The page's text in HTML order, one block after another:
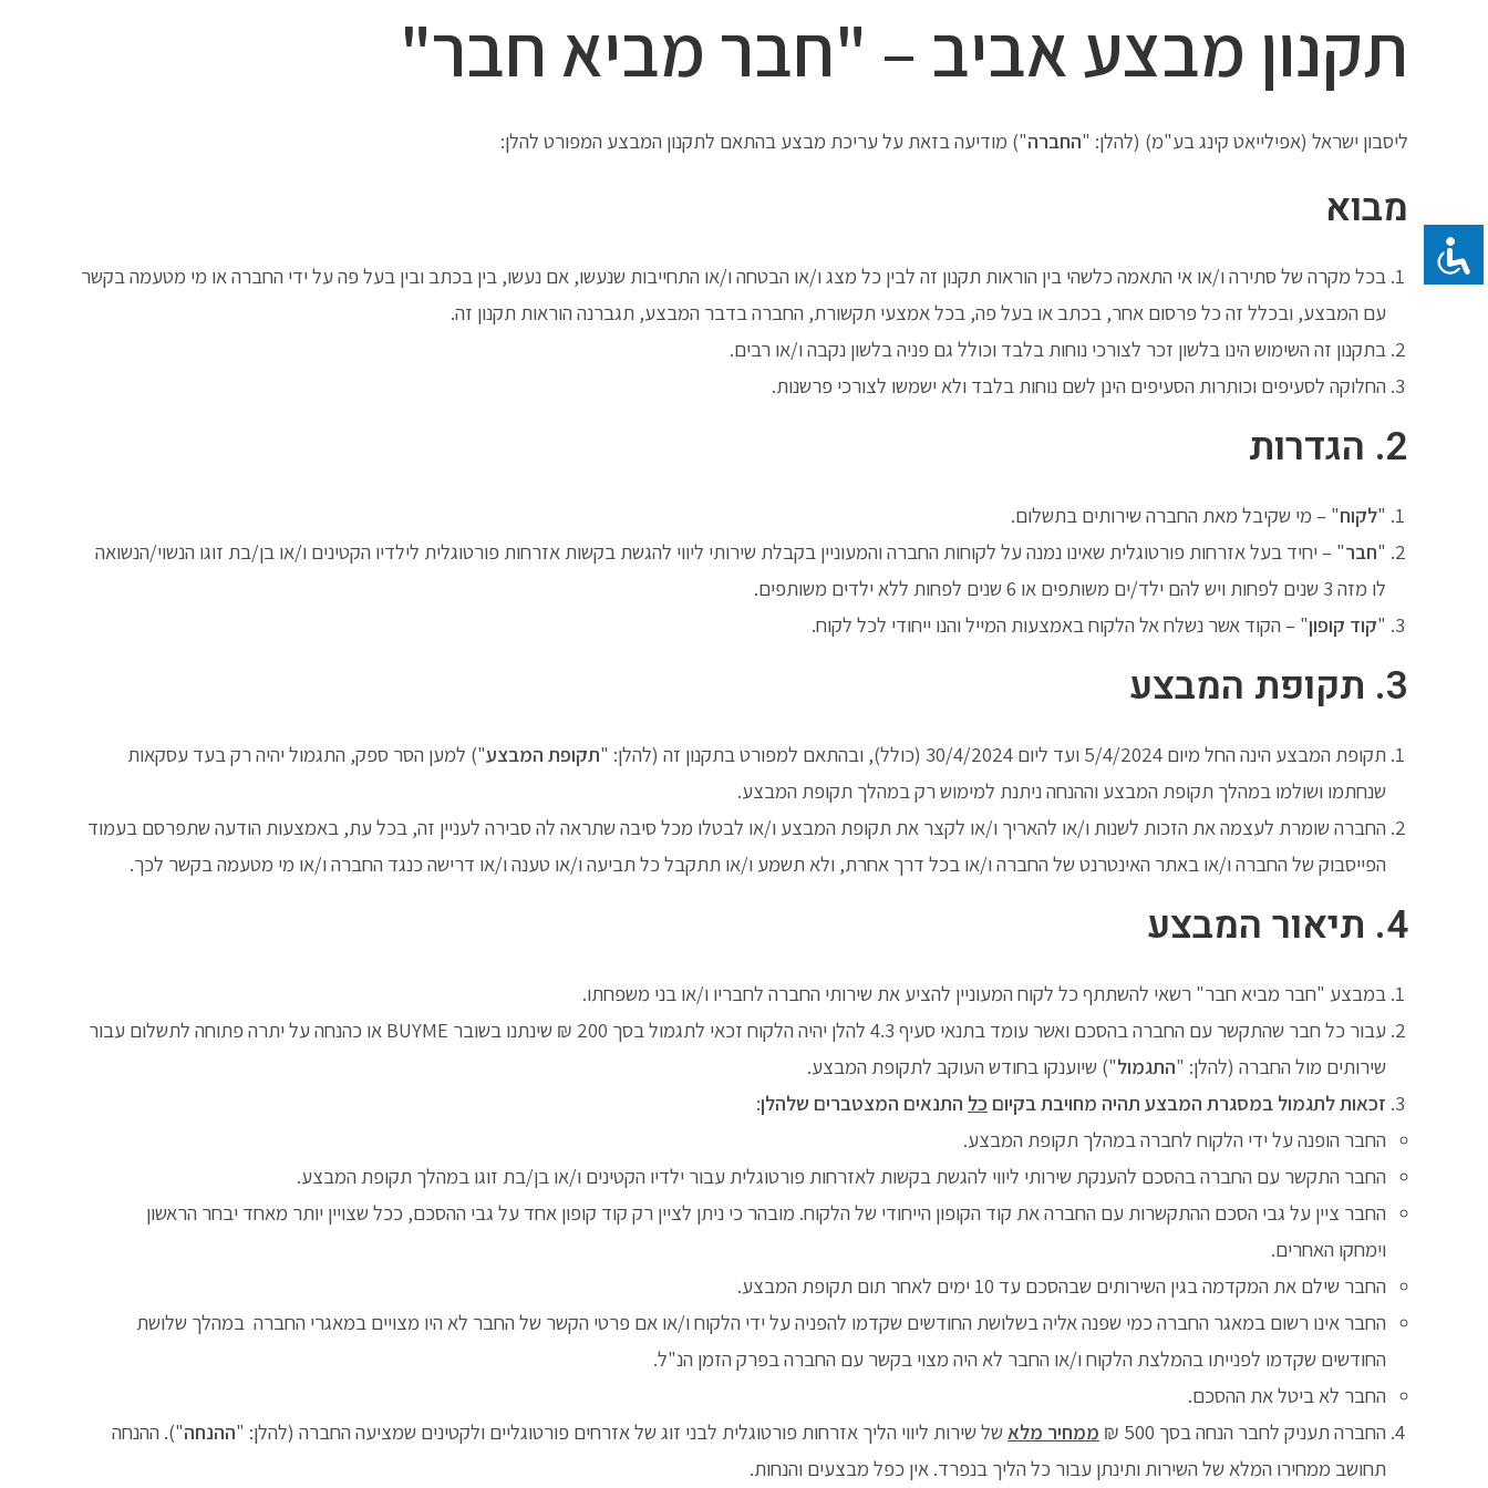
תקנון מבצע אביב – "חבר מביא חבר"
ליסבון ישראל (אפילייאט קינג בע"מ) (להלן: "החברה") מודיעה בזאת על עריכת מבצע בהתאם לתקנון המבצע המפורט להלן:
מבוא
בכל מקרה של סתירה ו/או אי התאמה כלשהי בין הוראות תקנון זה לבין כל מצג ו/או הבטחה ו/או התחייבות שנעשו, אם נעשו, בין בכתב ובין בעל פה על ידי החברה או מי מטעמה בקשר
עם המבצע, ובכלל זה כל פרסום אחר, בכתב או בעל פה, בכל אמצעי תקשורת, החברה בדבר המבצע, תגברנה הוראות תקנון זה.
בתקנון זה השימוש הינו בלשון זכר לצורכי נוחות בלבד וכולל גם פניה בלשון נקבה ו/או רבים.
החלוקה לסעיפים וכותרות הסעיפים הינן לשם נוחות בלבד ולא ישמשו לצורכי פרשנות.
2. הגדרות
"לקוח" – מי שקיבל מאת החברה שירותים בתשלום.
"חבר" – יחיד בעל אזרחות פורטוגלית שאינו נמנה על לקוחות החברה והמעוניין בקבלת שירותי ליווי להגשת בקשות אזרחות פורטוגלית לילדיו הקטינים ו/או בן/בת זוגו הנשוי/הנשואה
לו מזה 3 שנים לפחות ויש להם ילד/ים משותפים או 6 שנים לפחות ללא ילדים משותפים.
"קוד קופון" – הקוד אשר נשלח אל הלקוח באמצעות המייל והנו ייחודי לכל לקוח.
3. תקופת המבצע
תקופת המבצע הינה החל מיום 5/4/2024 ועד ליום 30/4/2024 (כולל), ובהתאם למפורט בתקנון זה (להלן: " תקופת המבצע") למען הסר ספק, התגמול יהיה רק בעד עסקאות
שנחתמו ושולמו במהלך תקופת המבצע וההנחה ניתנת למימוש רק במהלך תקופת המבצע.
החברה שומרת לעצמה את הזכות לשנות ו/או להאריך ו/או לקצר את תקופת המבצע ו/או לבטלו מכל סיבה שתראה לה סבירה לעניין זה, בכל עת, באמצעות הודעה שתפרסם בעמוד
הפייסבוק של החברה ו/או באתר האינטרנט של החברה ו/או בכל דרך אחרת, ולא תשמע ו/או תתקבל כל תביעה ו/או טענה ו/או דרישה כנגד החברה ו/או מי מטעמה בקשר לכך.
4. תיאור המבצע
במבצע "חבר מביא חבר" רשאי להשתתף כל לקוח המעוניין להציע את שירותי החברה לחבריו ו/או בני משפחתו.
עבור כל חבר שהתקשר עם החברה בהסכם ואשר עומד בתנאי סעיף 4.3 להלן יהיה הלקוח זכאי לתגמול בסך 200 ₪ שינתנו בשובר BUYME או כהנחה על יתרה פתוחה לתשלום עבור
שירותים מול החברה (להלן: "התגמול") שיוענקו בחודש העוקב לתקופת המבצע.
זכאות לתגמול במסגרת המבצע תהיה מחויבת בקיום כל התנאים המצטברים שלהלן:
החבר הופנה על ידי הלקוח לחברה במהלך תקופת המבצע.
החבר התקשר עם החברה בהסכם להענקת שירותי ליווי להגשת בקשות לאזרחות פורטוגלית עבור ילדיו הקטינים ו/או בן/בת זוגו במהלך תקופת המבצע.
החבר ציין על גבי הסכם ההתקשרות עם החברה את קוד הקופון הייחודי של הלקוח. מובהר כי ניתן לציין רק קוד קופון אחד על גבי ההסכם, ככל שצויין יותר מאחד יבחר הראשון
וימחקו האחרים.
החבר שילם את המקדמה בגין השירותים שבהסכם עד 10 ימים לאחר תום תקופת המבצע.
החבר אינו רשום במאגר החברה כמי שפנה אליה בשלושת החודשים שקדמו להפניה על ידי הלקוח ו/או אם פרטי הקשר של החבר לא היו מצויים במאגרי החברה במהלך שלושת
החודשים שקדמו לפנייתו בהמלצת הלקוח ו/או החבר לא היה מצוי בקשר עם החברה בפרק הזמן הנ"ל.
החבר לא ביטל את ההסכם.
החברה תעניק לחבר הנחה בסך 500 ₪
ממחיר מלא של שירות ליווי הליך אזרחות פורטוגלית לבני זוג של אזרחים פורטוגליים ולקטינים שמציעה החברה (להלן: "ההנחה"). ההנחה
תחושב ממחירו המלא של השירות ותינתן עבור כל הליך בנפרד. אין כפל מבצעים והנחות.